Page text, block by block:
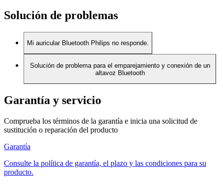
Solución de problemas
Mi auricular Bluetooth Philips no responde.
Solución de problema para el emparejamiento y conexión de un
altavoz Bluetooth
Garantía y servicio
Comprueba los términos de la garantía e inicia una solicitud de
sustitución o reparación del producto
Garantía
Consulte la política de garantía, el plazo y las condiciones para su
producto.